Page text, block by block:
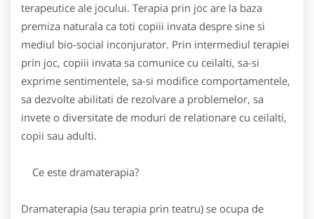
terapeutice ale jocului. Terapia prin joc are la baza
premiza naturala ca toti copiii invata despre sine si
mediul bio-social inconjurator. Prin intermediul terapiei
prin joc, copiii invata sa comunice cu ceilalti, sa-si
exprime sentimentele, sa-si modifice comportamentele,
sa dezvolte abilitati de rezolvare a problemelor, sa
invete o diversitate de moduri de relationare cu ceilalti,
copii sau adulti.
Ce este dramaterapia?
Dramaterapia (sau terapia prin teatru) se ocupa de